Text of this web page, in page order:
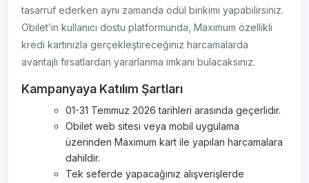
tasarruf ederken aynı zamanda ödül birikimi yapabilirsiniz.
Obilet’in kullanıcı dostu platformunda, Maximum özellikli
kredi kartınızla gerçekleştireceğiniz harcamalarda
avantajlı fırsatlardan yararlanma imkanı bulacaksınız.
Kampanyaya Katılım Şartları
01-31 Temmuz 2026 tarihleri arasında geçerlidir.
Obilet web sitesi veya mobil uygulama
üzerinden Maximum kart ile yapılan harcamalara
dahildir.
Tek seferde yapacağınız alışverişlerde